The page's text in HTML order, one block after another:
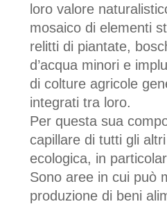
loro valore
mosaico di elementi
relitti di piantate,
d’acqua minori e
di colture agricole
integrati tra loro.
Per questa sua
capillare di tutti gli
ecologica, in
Sono aree in cui può
produzione di beni